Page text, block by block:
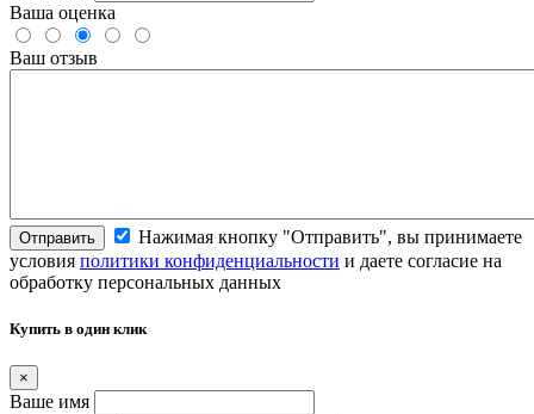
Ваша оценка
Ваш отзыв
Отправить
Нажимая кнопку "Отправить", вы принимаете
условия политики конфиденциальности и даете согласие на
обработку персональных данных
Купить в один клик
×
Ваше имя